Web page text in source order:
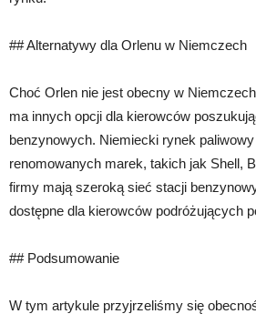
## Alternatywy dla Orlenu w Niemczech
Choć Orlen nie jest obecny w
ma innych opcji dla kierowców
benzynowych. Niemiecki rynek
renomowanych marek, takich jak Shell,
firmy mają szeroką sieć stacji
dostępne dla kierowców podróżujących
## Podsumowanie
W tym artykule przyjrzeliśmy się